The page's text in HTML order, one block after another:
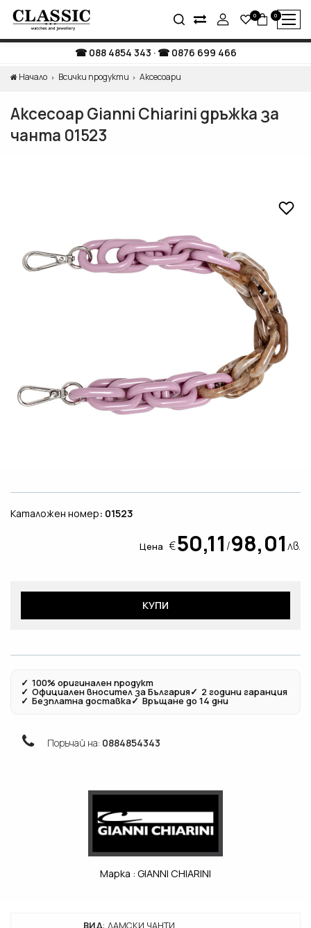
0 0
088 4854 343 · 0876 699 466
Начало Всички продукти Аксесоари
Аксесоар Gianni Chiarini дръжка за
чанта 01523
Каталожен номер: 01523
Цена €50,11 /98,01лв.
КУПИ
✓ 100% оригинален продукт
✓ Официален вносител за България✓ 2 години гаранция
✓ Безплатна доставка✓ Връщане до 14 дни
Поръчай на: 0884854343
Марка : GIANNI CHIARINI